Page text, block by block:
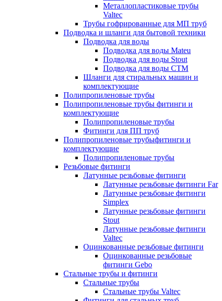
Металлопластиковые трубы
Valtec
Трубы гофрированные для МП труб
Подводка и шланги для бытовой техники
Подводка для воды
Подводка для воды Mateu
Подводка для воды Stout
Подводка для воды СТМ
Шланги для стиральных машин и
комплектующие
Полипропиленовые трубы
Полипропиленовые трубы фитинги и
комплектующие
Полипропиленовые трубы
Фитинги для ПП труб
Полипропиленовые трубыфитинги и
комплектующие
Полипропиленовые трубы
Резьбовые фитинги
Латунные резьбовые фитинги
Латунные резьбовые фитинги Far
Латунные резьбовые фитинги
Simplex
Латунные резьбовые фитинги
Stout
Латунные резьбовые фитинги
Valtec
Оцинкованные резьбовые фитинги
Оцинкованные резьбовые
фитинги Gebo
Стальные трубы и фитинги
Стальные трубы
Стальные трубы Valtec